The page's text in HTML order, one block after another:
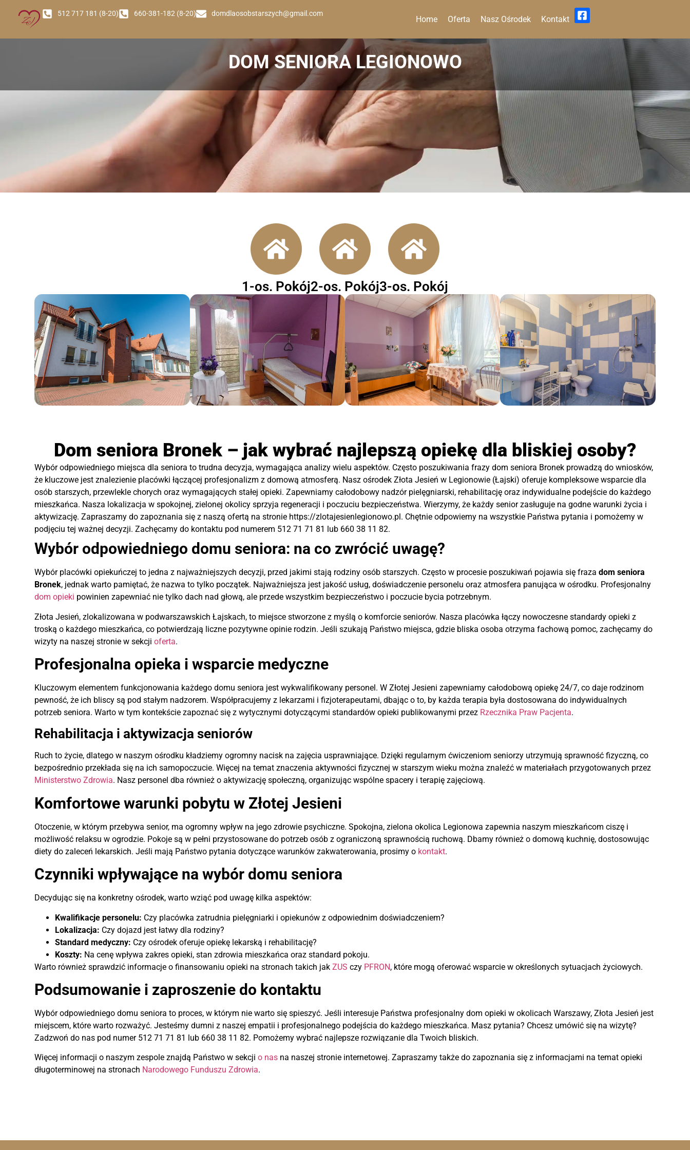
512 717 181 (8-20) 660-381-182 (8-20) domdlaosobstarszych@gmail.com
Home Oferta Nasz Ośrodek Kontakt
DOM SENIORA LEGIONOWO
1-os. Pokój2-os. Pokój3-os. Pokój
Dom seniora Bronek – jak wybrać najlepszą opiekę dla bliskiej osoby?
Wybór odpowiedniego miejsca dla seniora to trudna decyzja, wymagająca analizy wielu aspektów. Często poszukiwania frazy dom seniora Bronek prowadzą do wniosków,
że kluczowe jest znalezienie placówki łączącej profesjonalizm z domową atmosferą. Nasz ośrodek Złota Jesień w Legionowie (Łajski) oferuje kompleksowe wsparcie dla
osób starszych, przewlekle chorych oraz wymagających stałej opieki. Zapewniamy całodobowy nadzór pielęgniarski, rehabilitację oraz indywidualne podejście do każdego
mieszkańca. Nasza lokalizacja w spokojnej, zielonej okolicy sprzyja regeneracji i poczuciu bezpieczeństwa. Wierzymy, że każdy senior zasługuje na godne warunki życia i
aktywizację. Zapraszamy do zapoznania się z naszą ofertą na stronie https://zlotajesienlegionowo.pl. Chętnie odpowiemy na wszystkie Państwa pytania i pomożemy w
podjęciu tej ważnej decyzji. Zachęcamy do kontaktu pod numerem 512 71 71 81 lub 660 38 11 82.
Wybór odpowiedniego domu seniora: na co zwrócić uwagę?
Wybór placówki opiekuńczej to jedna z najważniejszych decyzji, przed jakimi stają rodziny osób starszych. Często w procesie poszukiwań pojawia się frazadom seniora
Bronek, jednak warto pamiętać, że nazwa to tylko początek. Najważniejsza jest jakość usług, doświadczenie personelu oraz atmosfera panująca w ośrodku. Profesjonalny
dom opieki powinien zapewniać nie tylko dach nad głową, ale przede wszystkim bezpieczeństwo i poczucie bycia potrzebnym.
Złota Jesień, zlokalizowana w podwarszawskich Łajskach, to miejsce stworzone z myślą o komforcie seniorów. Nasza placówka łączy nowoczesne standardy opieki z
troską o każdego mieszkańca, co potwierdzają liczne pozytywne opinie rodzin. Jeśli szukają Państwo miejsca, gdzie bliska osoba otrzyma fachową pomoc, zachęcamy do
wizyty na naszej stronie w sekcjioferta.
Profesjonalna opieka i wsparcie medyczne
Kluczowym elementem funkcjonowania każdego domu seniora jest wykwalifikowany personel. W Złotej Jesieni zapewniamy całodobową opiekę 24/7, co daje rodzinom
pewność, że ich bliscy są pod stałym nadzorem. Współpracujemy z lekarzami i fizjoterapeutami, dbając o to, by każda terapia była dostosowana do indywidualnych
potrzeb seniora. Warto w tym kontekście zapoznać się z wytycznymi dotyczącymi standardów opieki publikowanymi przez Rzecznika Praw Pacjenta.
Rehabilitacja i aktywizacja seniorów
Ruch to życie, dlatego w naszym ośrodku kładziemy ogromny nacisk na zajęcia usprawniające. Dzięki regularnym ćwiczeniom seniorzy utrzymują sprawność fizyczną, co
bezpośrednio przekłada się na ich samopoczucie. Więcej na temat znaczenia aktywności fizycznej w starszym wieku można znaleźć w materiałach przygotowanych przez
Ministerstwo Zdrowia. Nasz personel dba również o aktywizację społeczną, organizując wspólne spacery i terapię zajęciową.
Komfortowe warunki pobytu w Złotej Jesieni
Otoczenie, w którym przebywa senior, ma ogromny wpływ na jego zdrowie psychiczne. Spokojna, zielona okolica Legionowa zapewnia naszym mieszkańcom ciszę i
możliwość relaksu w ogrodzie. Pokoje są w pełni przystosowane do potrzeb osób z ograniczoną sprawnością ruchową. Dbamy również o domową kuchnię, dostosowując
diety do zaleceń lekarskich. Jeśli mają Państwo pytania dotyczące warunków zakwaterowania, prosimy o kontakt.
Czynniki wpływające na wybór domu seniora
Decydując się na konkretny ośrodek, warto wziąć pod uwagę kilka aspektów:
Kwalifikacje personelu: Czy placówka zatrudnia pielęgniarki i opiekunów z odpowiednim doświadczeniem?
Lokalizacja: Czy dojazd jest łatwy dla rodziny?
Standard medyczny: Czy ośrodek oferuje opiekę lekarską i rehabilitację?
Koszty: Na cenę wpływa zakres opieki, stan zdrowia mieszkańca oraz standard pokoju.
Warto również sprawdzić informacje o finansowaniu opieki na stronach takich jakZUS czy PFRON, które mogą oferować wsparcie w określonych sytuacjach życiowych.
Podsumowanie i zaproszenie do kontaktu
Wybór odpowiedniego domu seniora to proces, w którym nie warto się spieszyć. Jeśli interesuje Państwa profesjonalny dom opieki w okolicach Warszawy, Złota Jesień jest
miejscem, które warto rozważyć. Jesteśmy dumni z naszej empatii i profesjonalnego podejścia do każdego mieszkańca. Masz pytania? Chcesz umówić się na wizytę?
Zadzwoń do nas pod numer 512 71 71 81 lub 660 38 11 82. Pomożemy wybrać najlepsze rozwiązanie dla Twoich bliskich.
Więcej informacji o naszym zespole znajdą Państwo w sekcjio nas na naszej stronie internetowej. Zapraszamy także do zapoznania się z informacjami na temat opieki
długoterminowej na stronach Narodowego Funduszu Zdrowia.